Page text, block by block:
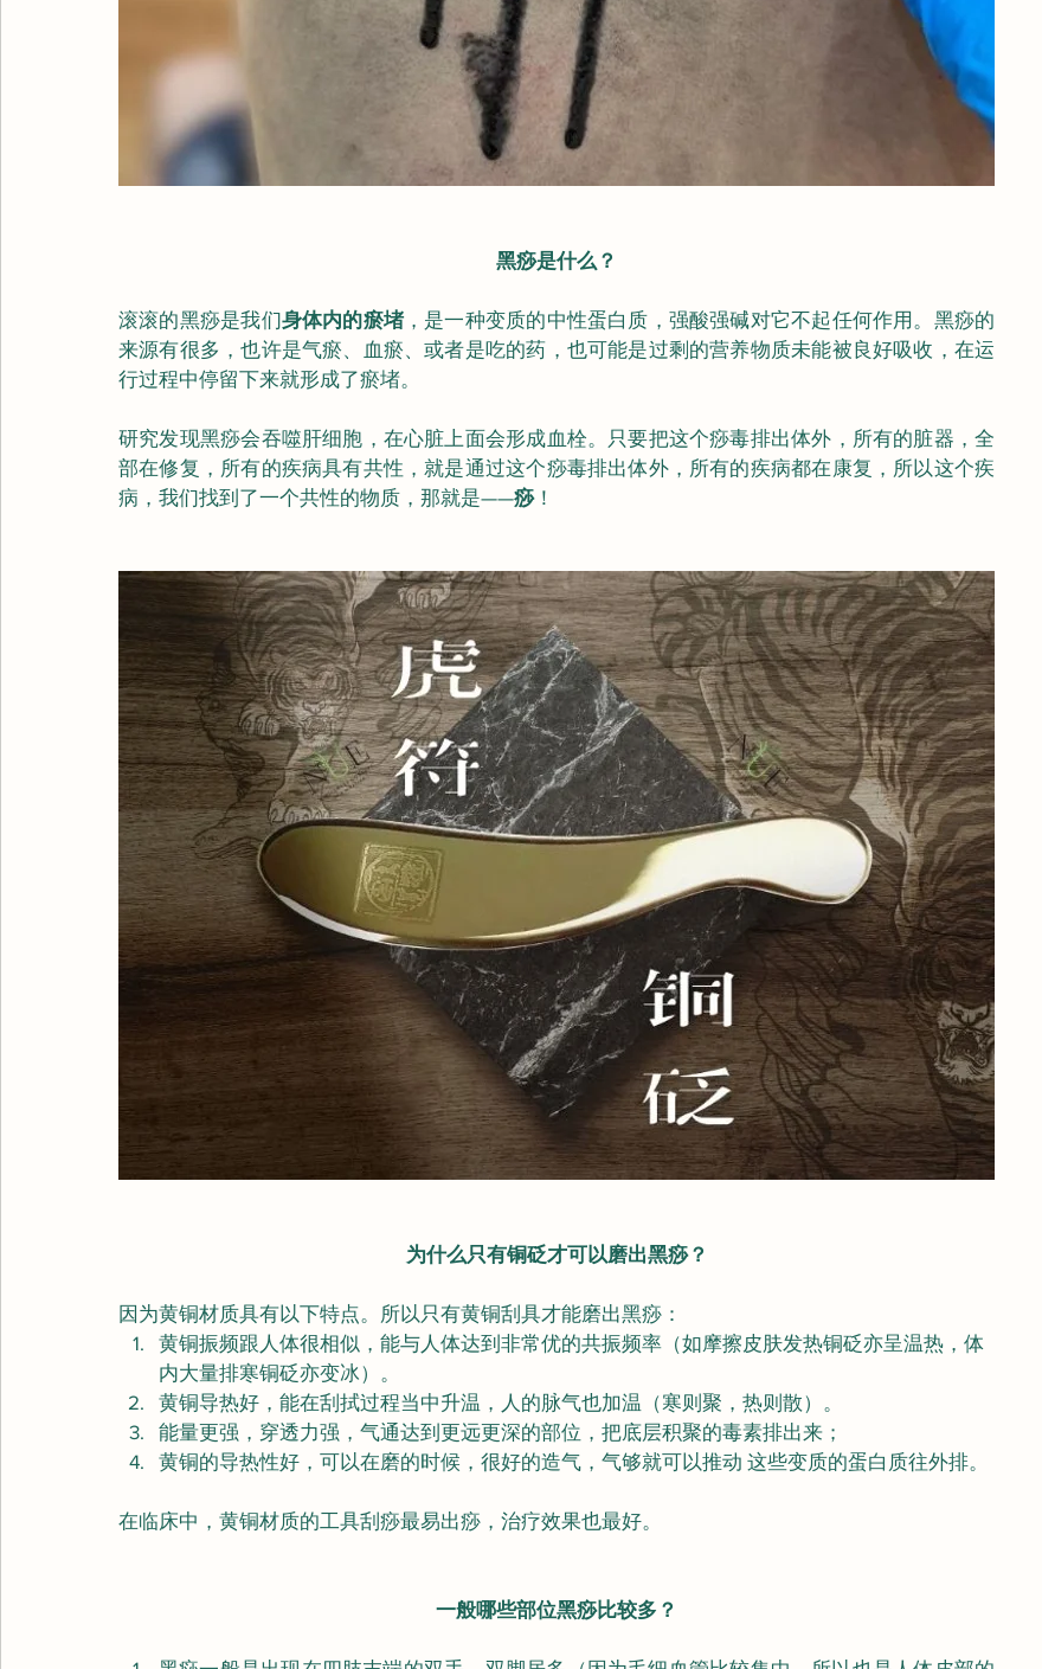
黑痧是什么？
滚滚的黑痧是我们身体内的瘀堵，是一种变质的中性蛋白质，强酸强碱对它不起任何作用。黑痧的
来源有很多，也许是气瘀、血瘀、或者是吃的药，也可能是过剩的营养物质未能被良好吸收，在运
行过程中停留下来就形成了瘀堵。
研究发现黑痧会吞噬肝细胞，在心脏上面会形成血栓。只要把这个痧毒排出体外，所有的脏器，全
部在修复，所有的疾病具有共性，就是通过这个痧毒排出体外，所有的疾病都在康复，所以这个疾
病，我们找到了一个共性的物质，那就是——痧！
为什么只有铜砭才可以磨出黑痧？
因为黄铜材质具有以下特点。所以只有黄铜刮具才能磨出黑痧：
黄铜振频跟人体很相似，能与人体达到非常优的共振频率（如摩擦皮肤发热铜砭亦呈温热，体
内大量排寒铜砭亦变冰）。
黄铜导热好，能在刮拭过程当中升温，人的脉气也加温（寒则聚，热则散）。
能量更强，穿透力强，气通达到更远更深的部位，把底层积聚的毒素排出来；
黄铜的导热性好，可以在磨的时候，很好的造气，气够就可以推动 这些变质的蛋白质往外排。
在临床中，黄铜材质的工具刮痧最易出痧，治疗效果也最好。
一般哪些部位黑痧比较多？